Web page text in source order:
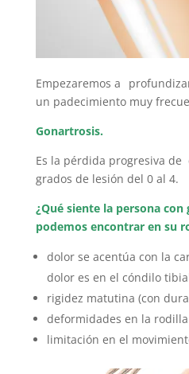
Empezaremos a
un padecimiento muy
Gonartrosis.
Es la pérdida progresiva de
grados de lesión del 0 al 4.
¿Qué siente la persona
podemos encontrar en su
dolor se acentúa con la
dolor es en el cóndilo
rigidez matutina (con
deformidades en la
limitación en el